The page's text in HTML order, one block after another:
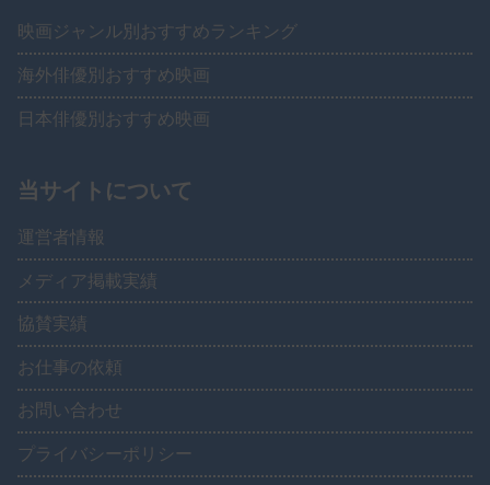
映画ジャンル別おすすめランキング
海外俳優別おすすめ映画
日本俳優別おすすめ映画
当サイトについて
運営者情報
メディア掲載実績
協賛実績
お仕事の依頼
お問い合わせ
プライバシーポリシー